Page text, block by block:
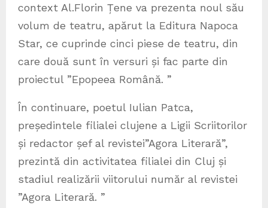
context Al.Florin Țene va prezenta noul său
volum de teatru, apărut la Editura Napoca
Star, ce cuprinde cinci piese de teatru, din
care două sunt în versuri și fac parte din
proiectul ”Epopeea Română. ”
În continuare, poetul Iulian Patca,
președintele filialei clujene a Ligii Scriitorilor
și redactor șef al revistei”Agora Literară”,
prezintă din activitatea filialei din Cluj și
stadiul realizării viitorului număr al revistei
”Agora Literară. ”